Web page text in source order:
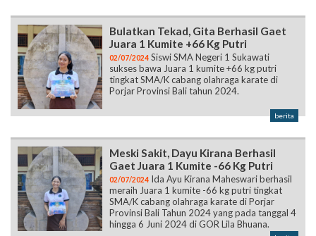
Bulatkan Tekad, Gita Berhasil Gaet
Juara 1 Kumite +66 Kg Putri
02/07/2024 Siswi SMA Negeri 1 Sukawati
sukses bawa Juara 1 kumite +66 kg putri
tingkat SMA/K cabang olahraga karate di
Porjar Provinsi Bali tahun 2024.
berita
Meski Sakit, Dayu Kirana Berhasil
Gaet Juara 1 Kumite -66 Kg Putri
02/07/2024 Ida Ayu Kirana Maheswari berhasil
meraih Juara 1 kumite -66 kg putri tingkat
SMA/K cabang olahraga karate di Porjar
Provinsi Bali Tahun 2024 yang pada tanggal 4
hingga 6 Juni 2024 di GOR Lila Bhuana.